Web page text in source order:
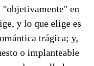
"objetivamente" en
y lo que elige es
trágica; y,
o implanteable